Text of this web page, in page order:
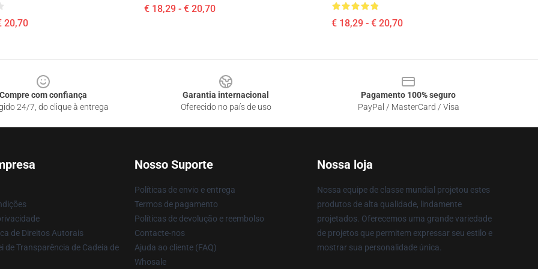
20,70
€ 18,29 - € 20,70
€ 18,29 - € 20,70
Compre com confiança
24/7, do clique à entrega
Garantia internacional
Oferecido no país de uso
Pagamento 100% seguro
PayPal / MasterCard / Visa
de Direitos Autorais
de Transparência de Cadeia de
Nosso Suporte
Políticas de envio e entrega
Termos de pagamento
Políticas de devolução e reembolso
Contacte-nos
Ajuda ao cliente (FAQ)
Whosale
Nossa loja
Nossa equipe de classe mundial projetou estes
produtos de alta qualidade, lindamente
projetados. Oferecemos uma grande variedade
de projetos que permitem expressar seu estilo e
mostrar sua personalidade única.